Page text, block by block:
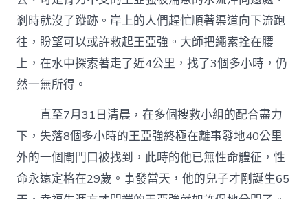
剎時就沒了蹤跡。岸上的人們趕忙順著渠道向下流跑
往，盼望可以或許救起王亞強。大師把繩索拴在腰
上，在水中探索著走了近4公里，找了3個多小時，仍
然一無所得。
直至7月31日清晨，在多個搜救小組的配合盡力
下，失落8個多小時的王亞強終極在離事發地40公里
外的一個閘門口被找到，此時的他已無性命體征，性
命永遠定格在29歲。事發當天，他的兒子才剛誕生65